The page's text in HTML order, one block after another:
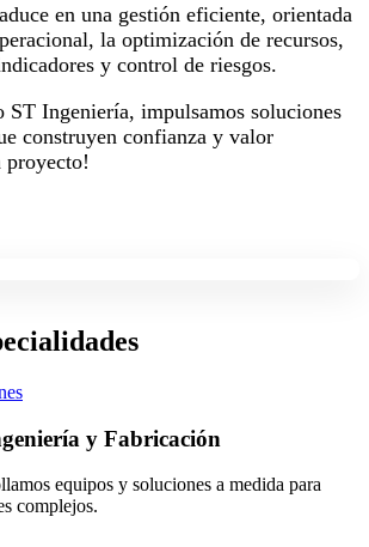
en una gestión eficiente, orientada
la optimización de recursos,
y control de riesgos.
ST Ingeniería, impulsamos soluciones
construyen confianza y valor
proyecto!
y Fabricación
equipos y soluciones a medida para
complejos.